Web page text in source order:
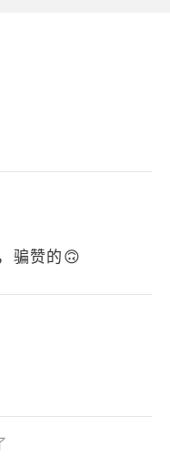
骗赞的🙃